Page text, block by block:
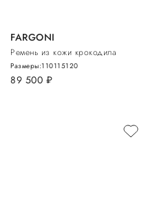
FARGONI
Ремень из кожи крокодила
89 500 руб.
Размеры:110115120